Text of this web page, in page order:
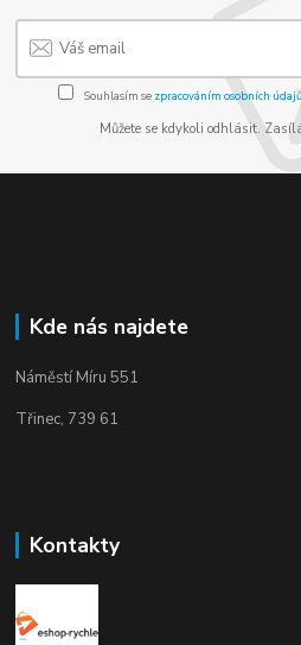
Souhlasím se zpracováním osobních údajů
Můžete se kdykoli odhlásit.
Kde nás najdete
Náměstí Míru 551
Třinec, 739 61
Kontakty